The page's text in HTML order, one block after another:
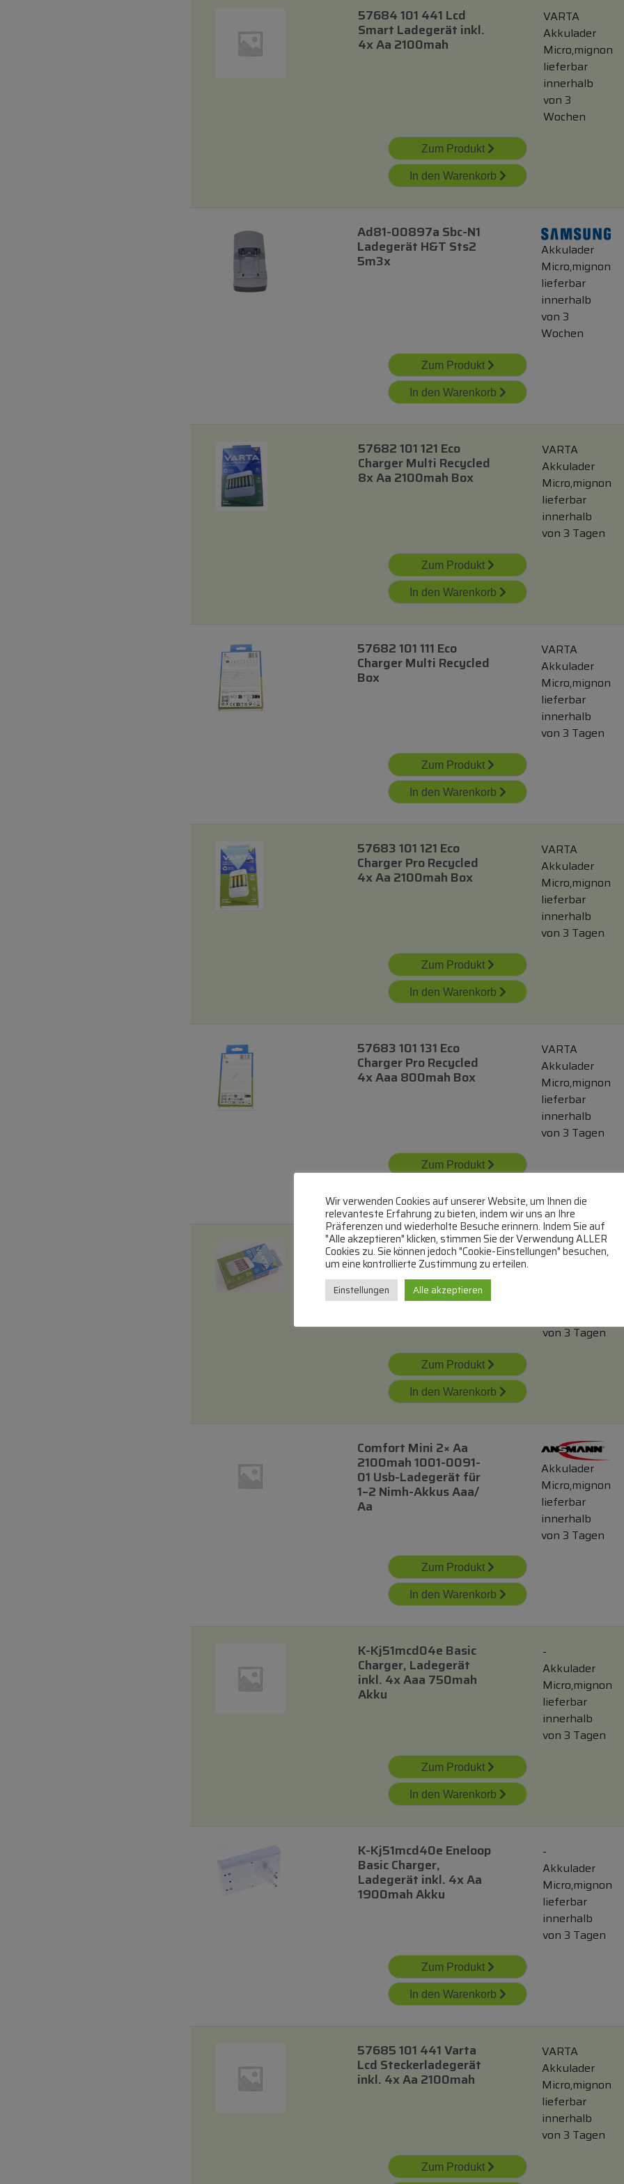
57684 101 441 Lcd
Smart Ladegerät inkl.
4x Aa 2100mah
VARTA
Akkulader
Micro,mignon
lieferbar
innerhalb
von 3
Wochen
Zum Produkt
In den Warenkorb
Ad81-00897a Sbc-N1
Ladegerät H&t Sts2
5m3x
Akkulader
Micro,mignon
lieferbar
innerhalb
von 3
Wochen
Zum Produkt
In den Warenkorb
57682 101 121 Eco
Charger Multi Recycled
8x Aa 2100mah Box
VARTA
Akkulader
Micro,mignon
lieferbar
innerhalb
von 3 Tagen
Zum Produkt
In den Warenkorb
57682 101 111 Eco
Charger Multi Recycled
Box
VARTA
Akkulader
Micro,mignon
lieferbar
innerhalb
von 3 Tagen
Zum Produkt
In den Warenkorb
57683 101 121 Eco
Charger Pro Recycled
4x Aa 2100mah Box
VARTA
Akkulader
Micro,mignon
lieferbar
innerhalb
von 3 Tagen
Zum Produkt
In den Warenkorb
57683 101 131 Eco
Charger Pro Recycled
4x Aaa 800mah Box
VARTA
Akkulader
Micro,mignon
lieferbar
innerhalb
von 3 Tagen
Zum Produkt
57683 101 111 Eco
Charger Pro
Recyclingbox
VARTA
von 3 Tagen
Zum Produkt
In den Warenkorb
Comfort Mini 2× Aa
2100mah 1001-0091-
01 Usb-Ladegerät für
1–2 Nimh-Akkus Aaa/
Aa
Akkulader
Micro,mignon
lieferbar
innerhalb
von 3 Tagen
Zum Produkt
In den Warenkorb
K-Kj51mcd04e Basic
Charger, Ladegerät
inkl. 4x Aaa 750mah
Akku
-
Akkulader
Micro,mignon
lieferbar
innerhalb
von 3 Tagen
Zum Produkt
In den Warenkorb
K-Kj51mcd40e Eneloop
Basic Charger,
Ladegerät inkl. 4x Aa
1900mah Akku
-
Akkulader
Micro,mignon
lieferbar
innerhalb
von 3 Tagen
Zum Produkt
In den Warenkorb
57685 101 441 Varta
Lcd Steckerladegerät
inkl. 4x Aa 2100mah
VARTA
Akkulader
Micro,mignon
lieferbar
innerhalb
von 3 Tagen
Zum Produkt
Wir verwenden Cookies auf unserer Website, um Ihnen die
relevanteste Erfahrung zu bieten, indem wir uns an Ihre
Präferenzen und wiederholte Besuche erinnern. Indem Sie auf
"Alle akzeptieren" klicken, stimmen Sie der Verwendung ALLER
Cookies zu. Sie können jedoch "Cookie-Einstellungen" besuchen,
um eine kontrollierte Zustimmung zu erteilen.
Einstellungen Alle akzeptieren